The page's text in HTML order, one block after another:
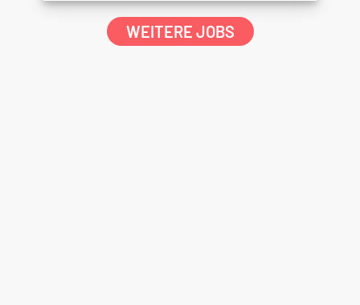
WEITERE JOBS